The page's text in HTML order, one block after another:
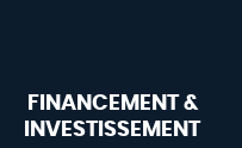
FINANCEMENT &
INVESTISSEMENT